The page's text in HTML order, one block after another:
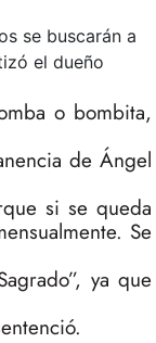
se buscarán a
el dueño
o bombita,
de Ángel
si se queda
Se
ya que